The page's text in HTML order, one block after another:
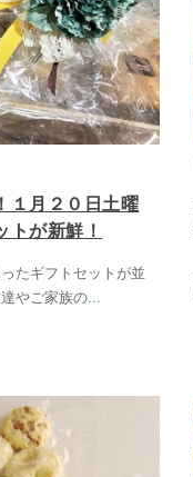
１月２０日土曜
トが新鮮！
たギフトセットが並
やご家族の...